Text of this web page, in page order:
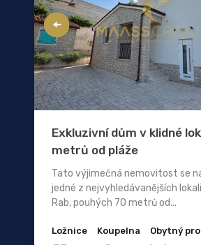
Exkluzivní dům v klidné
metrů od pláže
Tato výjimečná nemovitost se
jedné z nejvyhledávanějších
Rab, pouhých 70 metrů od...
Ložnice Koupelna Obytný